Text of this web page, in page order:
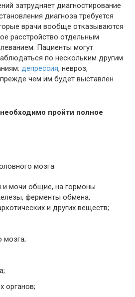
затрудняет диагностирование
диагноза требуется
врачи вообще отказываются
расстройство отдельным
Пациенты могут
по нескольким другим
депрессия, невроз,
чем им будет выставлен
пройти полное
и мочи общие, на гормоны
ферменты обмена,
и других веществ;
мозга;
органов;